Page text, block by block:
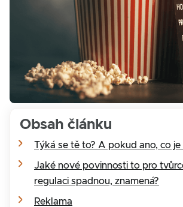
Obsah článku
‍Týká se tě to? A pokud ano, co
Jaké nové povinnosti to pro
regulaci spadnou, znamená?
Reklama